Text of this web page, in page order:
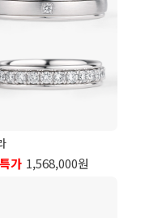
가 1,568,000원